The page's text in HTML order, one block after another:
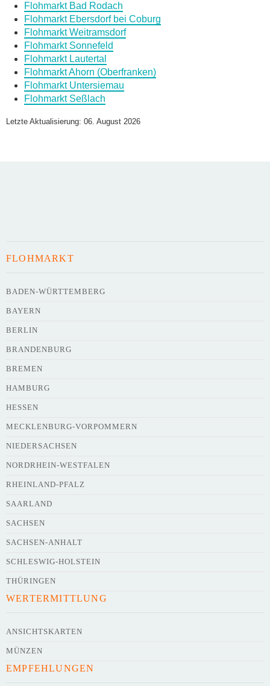
Daten des Flohmarkts
Name des Flohmarkts
Webseite
Kurze Beschreibung des Flohmarkts
Kontaktdaten des Veranstalters
Flohmarkt Bad Rodach
Flohmarkt Ebersdorf bei Coburg
Flohmarkt Weitramsdorf
Flohmarkt Sonnefeld
Flohmarkt Lautertal
Flohmarkt Ahorn (Oberfranken)
Flohmarkt Untersiemau
Flohmarkt Seßlach
Letzte Aktualisierung: 06. August 2026
FLOHMARKT
BADEN-WÜRTTEMBERG
BAYERN
BERLIN
BRANDENBURG
BREMEN
HAMBURG
HESSEN
MECKLENBURG-VORPOMMERN
NIEDERSACHSEN
NORDRHEIN-WESTFALEN
RHEINLAND-PFALZ
SAARLAND
SACHSEN
SACHSEN-ANHALT
SCHLESWIG-HOLSTEIN
THÜRINGEN
WERTERMITTLUNG
ANSICHTSKARTEN
MÜNZEN
EMPFEHLUNGEN